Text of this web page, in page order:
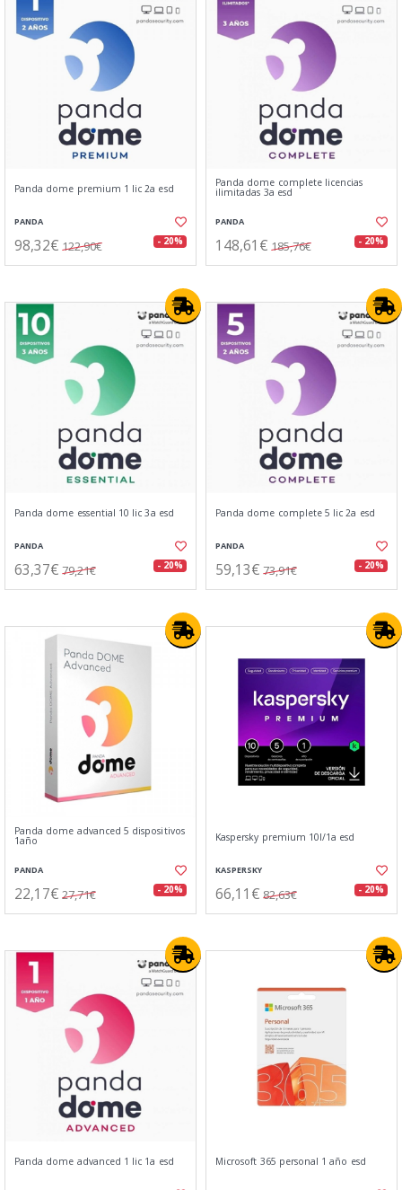
Panda dome premium 1 lic 2a esd
PANDA
98,32€ 122,90€ - 20%
Panda dome complete licencias
ilimitadas 3a esd
PANDA
148,61€ 185,76€ - 20%
Panda dome essential 10 lic 3a esd
PANDA
63,37€ 79,21€ - 20%
Panda dome complete 5 lic 2a esd
PANDA
59,13€ 73,91€ - 20%
Panda dome advanced 5 dispositivos
1año
PANDA
22,17€ 27,71€ - 20%
Kaspersky premium 10l/1a esd
KASPERSKY
66,11€ 82,63€ - 20%
Panda dome advanced 1 lic 1a esd Microsoft 365 personal 1 año esd